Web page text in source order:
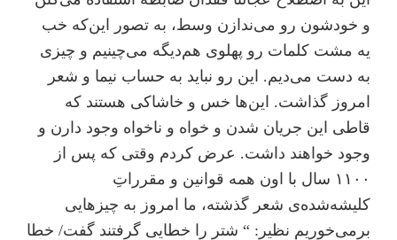
و خودشون رو می‌ندازن وسط، به تصور این‌که خب
یه مشت کلمات رو پهلوی هم‌دیگه می‌چینیم و چیزی
به دست می‌دیم. این رو نباید به حساب نیما و شعر
امروز گذاشت. این‌ها خس و خاشاکی هستند که
قاطی این جریان شدن و خواه و ناخواه وجود دارن و
وجود خواهند داشت. عرض کردم وقتی که پس از
۱۱۰۰ سال با اون همه قوانین و مقرراتِ
کلیشه‌شده‌ی شعر گذشته، ما امروز به چیزهایی
بر‌می‌خوریم نظیر: “ شتر را خطایی گرفتند گفت/ خطا